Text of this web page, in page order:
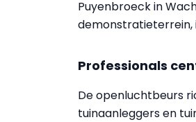
Puyenbroeck in
demonstratieterrein,
Professionals
De openluchtbeurs
tuinaanleggers en